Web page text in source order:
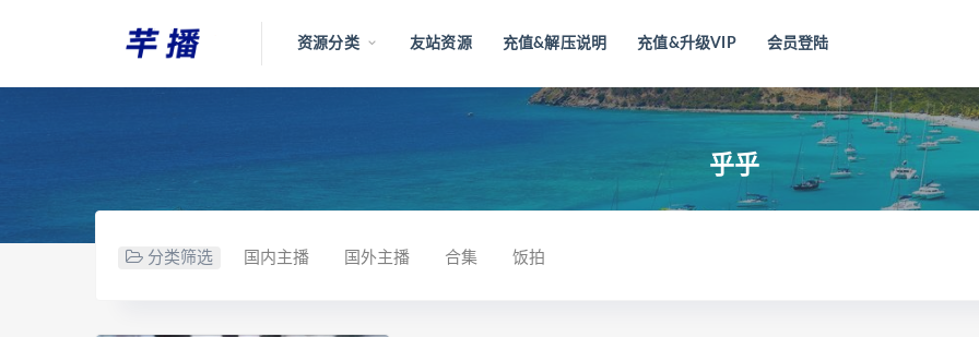
资源分类 友站资源 充值&解压说明 充值&升级VIP 会员登陆
乎乎
分类筛选 国内主播 国外主播 合集 饭拍